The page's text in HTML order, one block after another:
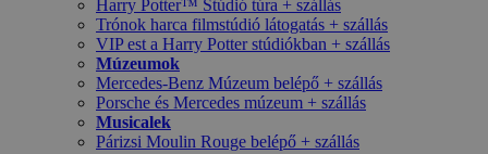
Harry Potter™ Stúdió túra + szállás
Trónok harca filmstúdió látogatás + szállás
VIP est a Harry Potter stúdiókban + szállás
Múzeumok
Mercedes-Benz Múzeum belépő + szállás
Porsche és Mercedes múzeum + szállás
Musicalek
Párizsi Moulin Rouge belépő + szállás